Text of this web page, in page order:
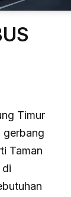
Timur
gerbang
Taman
di